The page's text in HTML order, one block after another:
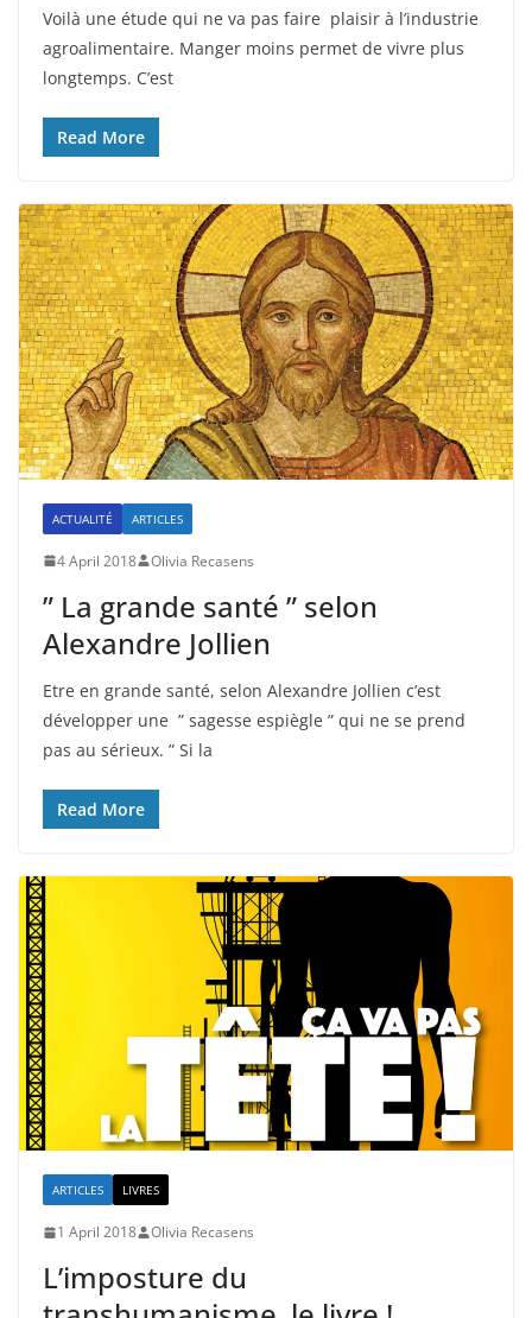
Voilà une étude qui ne va pas faire plaisir à l’industrie
agroalimentaire. Manger moins permet de vivre plus
longtemps. C’est
Read More
ACTUALITÉ ARTICLES
4 April 2018 Olivia Recasens
” La grande santé ” selon
Alexandre Jollien
Etre en grande santé, selon Alexandre Jollien c’est
développer une ” sagesse espiègle ” qui ne se prend
pas au sérieux. ” Si la
Read More
ARTICLES LIVRES
1 April 2018 Olivia Recasens
L’imposture du